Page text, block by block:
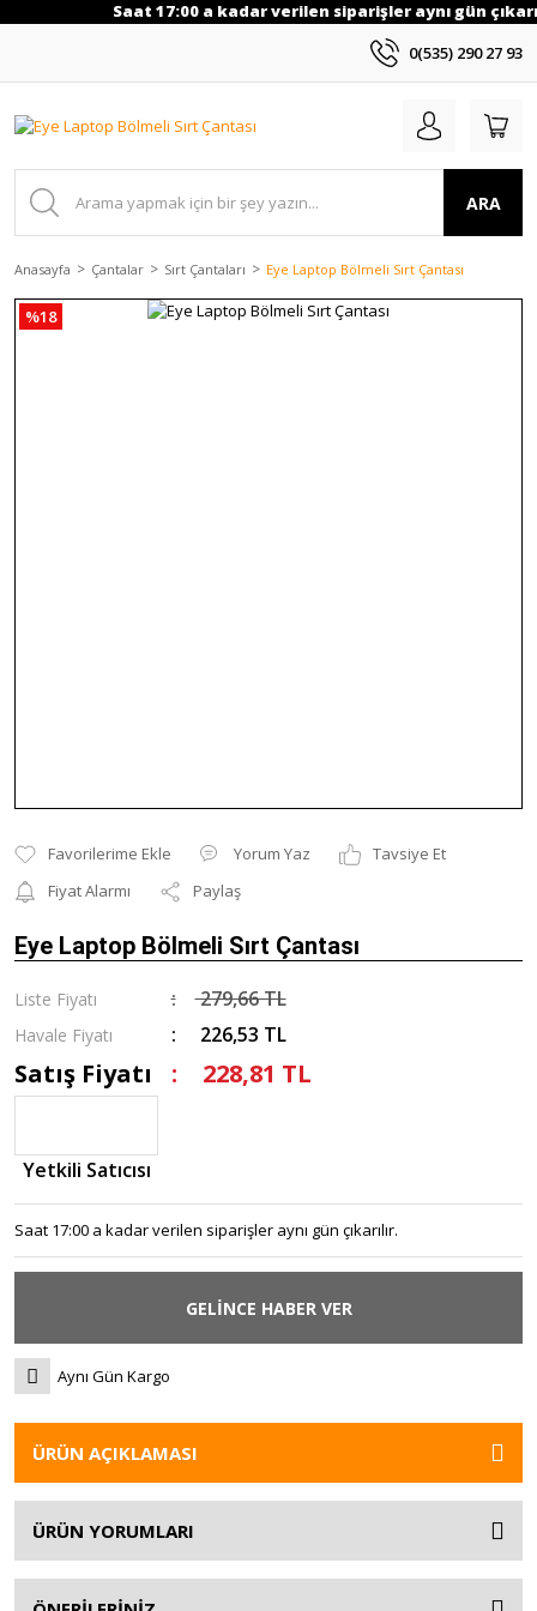
Saat 17:00 a kadar verilen siparişler aynı gün
0(535) 290 27 93
ARA
Anasayfa Çantalar Sırt Çantaları Eye Laptop Bölmeli Sırt Çantası
%18
Yorum Yaz
Tavsiye Et
Fiyat Alarmı
Paylaş
Eye Laptop Bölmeli Sırt Çantası
Liste Fiyatı 279,66 TL
Havale Fiyatı 226,53 TL
Satış Fiyatı 228,81 TL
Yetkili Satıcısı
Saat 17:00 a kadar verilen siparişler aynı gün çıkarılır.
GELİNCE HABER VER
Aynı Gün Kargo
ÜRÜN AÇIKLAMASI
ÜRÜN YORUMLARI